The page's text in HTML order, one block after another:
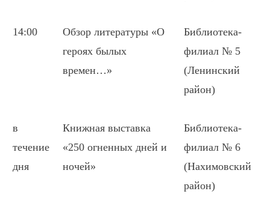
14:00 Обзор литературы «О
героях былых
времен…»
Библиотека-
филиал № 5
(Ленинский
район)
в
течение
дня
Книжная выставка
«250 огненных дней и
ночей»
Библиотека-
филиал № 6
(Нахимовский
район)